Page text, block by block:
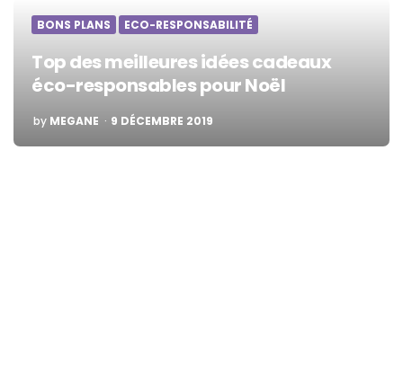
BONS PLANS ECO-RESPONSABILITÉ
Top des meilleures idées cadeaux
éco-responsables pour Noël
POSTED
BY
by MEGANE 9 DÉCEMBRE 2019